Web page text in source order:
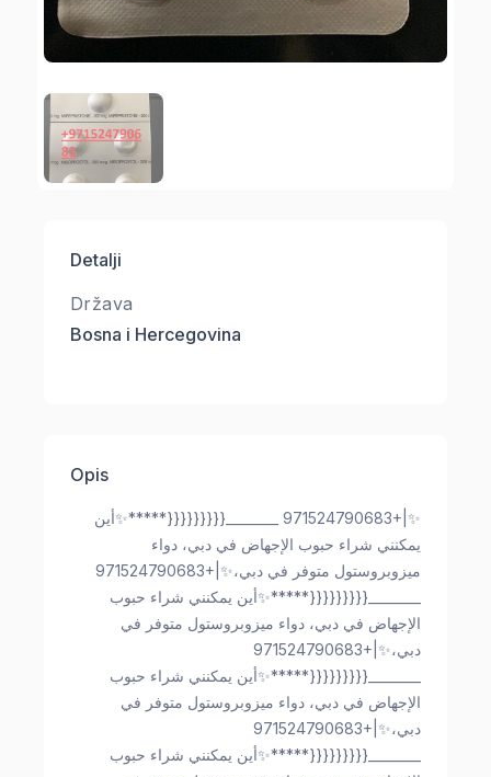
Detalji
Država
Bosna i Hercegovina
Opis
✨|+971524790683 ________{{{{{{{{{*****✨أين
يمكنني شراء حبوب الإجهاض في دبي، دواء
ميزوبروستول متوفر في دبي،✨|+971524790683
________{{{{{{{{{*****✨أين يمكنني شراء حبوب
الإجهاض في دبي، دواء ميزوبروستول متوفر في
دبي،✨|+971524790683
________{{{{{{{{{*****✨أين يمكنني شراء حبوب
الإجهاض في دبي، دواء ميزوبروستول متوفر في
دبي،✨|+971524790683
________{{{{{{{{{*****✨أين يمكنني شراء حبوب